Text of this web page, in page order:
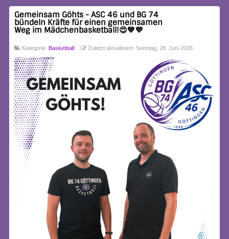
Gemeinsam Göhts - ASC 46 und BG 74
bündeln Kräfte für einen gemeinsamen
Weg im Mädchenbasketball!😍💙💜
Kategorie: Basketball Zuletzt aktualisiert: Sonntag, 28. Juni 2026